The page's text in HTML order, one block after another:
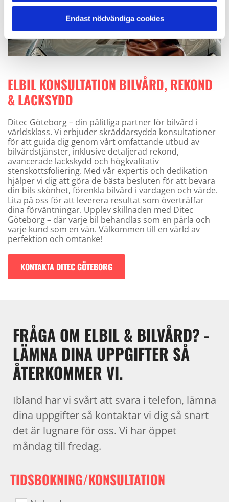
Endast nödvändiga cookies
ELBIL KONSULTATION BILVÅRD, REKOND
& LACKSYDD
Ditec Göteborg – din pålitliga partner för bilvård i
världsklass. Vi erbjuder skräddarsydda konsultationer
för att guida dig genom vårt omfattande utbud av
bilvårdstjänster, inklusive detaljerad rekond,
avancerade lackskydd och högkvalitativ
stenskottsfoliering. Med vår expertis och dedikation
hjälper vi dig att göra de bästa besluten för att bevara
din bils skönhet, förenkla bilvård i vardagen och värde.
Lita på oss för att leverera resultat som överträffar
dina förväntningar. Upplev skillnaden med Ditec
Göteborg – där varje bil behandlas som en pärla och
varje kund som en vän. Välkommen till en värld av
perfektion och omtanke!
KONTAKTA DITEC GÖTEBORG
FRÅGA OM ELBIL & BILVÅRD? -
LÄMNA DINA UPPGIFTER SÅ
ÅTERKOMMER VI.
Ibland har vi svårt att svara i telefon, lämna
dina uppgifter så kontaktar vi dig så snart
det är lugnare för oss. Vi har öppet
måndag till fredag.
TIDSBOKNING/KONSULTATION